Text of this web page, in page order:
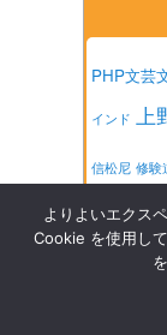
PHP文芸
インド 上
信松尼 修験
年賀 慶派
よりよいエクス
Cookie を使用し